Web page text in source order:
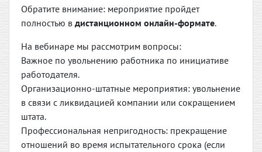
Обратите внимание: мероприятие пройдет
полностью в дистанционном онлайн-формате.
На вебинаре мы рассмотрим вопросы:
Важное по увольнению работника по инициативе
работодателя.
Организационно-штатные мероприятия: увольнение
в связи с ликвидацией компании или сокращением
штата.
Профессиональная непригодность: прекращение
отношений во время испытательного срока (если